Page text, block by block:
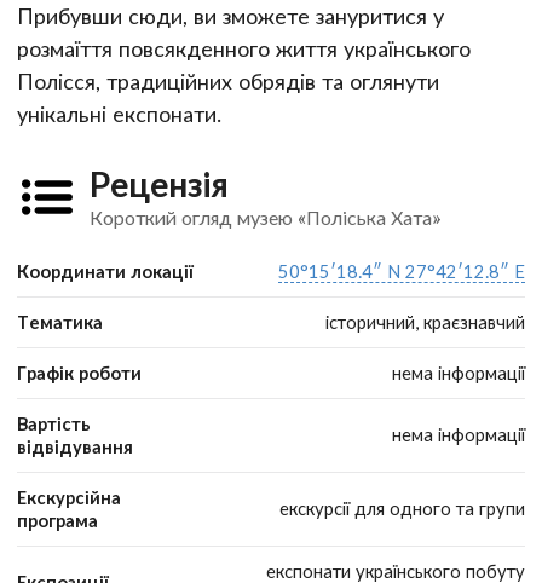
Прибувши сюди, ви зможете зануритися у
розмаїття повсякденного життя українського
Полісся, традиційних обрядів та оглянути
унікальні експонати.
Рецензія
Короткий огляд музею «Поліська Хата»
Координати локації 50°15′18.4″ N 27°42′12.8″ E
Тематика історичний, краєзнавчий
Графік роботи нема інформації
Вартість
відвідування
нема інформації
Екскурсійна
програма
екскурсії для одного та групи
експонати українського побуту